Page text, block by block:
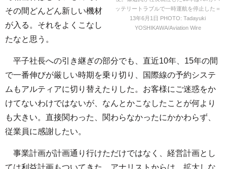
ッテリートラブルで一時運航を停止した＝
13年6月1日 PHOTO: Tadayuki
YOSHIKAWA/Aviation Wire
その間どんどん新しい機材
が入る。それをよくこなし
たなと思う。
平子社長への引き継ぎの部分でも、直近10年、15年の間
で一番伸びが厳しい時期を乗り切り、国際線の予約システ
ムもアルティアに切り替えたりした。お客様にご迷惑をか
けてないわけではないが、なんとかこなしたことが何より
も大きい。直接関わった、関わらなかったにかかわらず、
従業員に感謝したい。
事業計画が計画通り行けただけではなく、経営計画とし